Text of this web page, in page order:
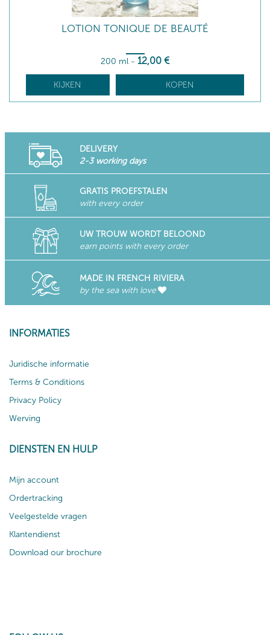
LOTION TONIQUE DE BEAUTÉ
200 ml - 12,00 €
KIJKEN KOPEN
DELIVERY
2-3 working days
GRATIS PROEFSTALEN
with every order
UW TROUW WORDT BELOOND
earn points with every order
MADE IN FRENCH RIVIERA
by the sea with love
INFORMATIES
Juridische informatie
Terms & Conditions
Privacy Policy
Werving
DIENSTEN EN HULP
Mijn account
Ordertracking
Veelgestelde vragen
Klantendienst
Download our brochure